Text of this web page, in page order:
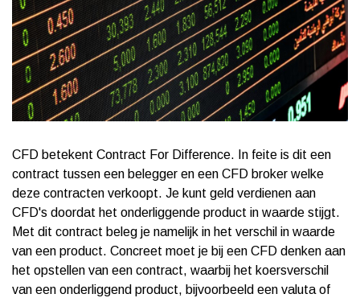
CFD betekent Contract For Difference. In feite is dit een
contract tussen een belegger en een CFD broker welke
deze contracten verkoopt. Je kunt geld verdienen aan
CFD's doordat het onderliggende product in waarde stijgt.
Met dit contract beleg je namelijk in het verschil in waarde
van een product. Concreet moet je bij een CFD denken aan
het opstellen van een contract, waarbij het koersverschil
van een onderliggend product, bijvoorbeeld een valuta of